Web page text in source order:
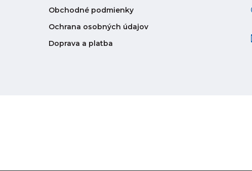
Obchodné podmienky
Ochrana osobných údajov
Doprava a platba